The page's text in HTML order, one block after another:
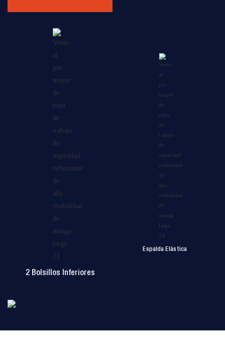
2 Bolsillos Inferiores
Espalda Elástica